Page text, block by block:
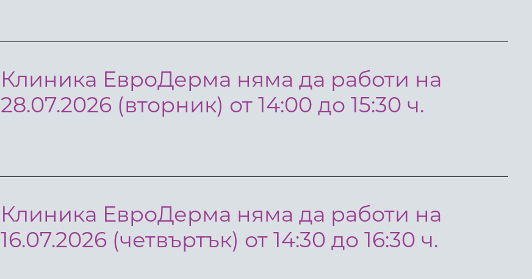
Клиника ЕвроДерма няма да работи на
28.07.2026 (вторник) от 14:00 до 15:30 ч.
Клиника ЕвроДерма няма да работи на
16.07.2026 (четвъртък) от 14:30 до 16:30 ч.